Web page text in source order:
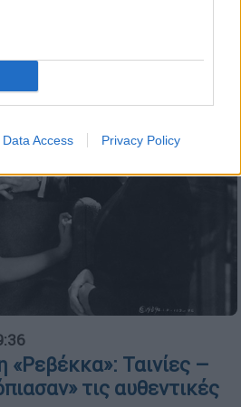
Data Access Privacy Policy
«Ρεβέκκα»: Ταινίες –
τις αυθεντικές